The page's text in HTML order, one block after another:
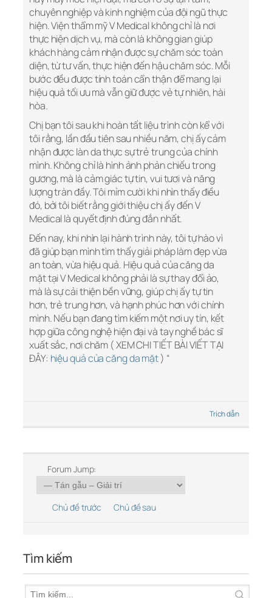
chuyên nghiệp và kinh nghiệm của đội ngũ thực
hiện. Viện thẩm mỹ V Medical không chỉ là nơi
thực hiện dịch vụ, mà còn là không gian giúp
khách hàng cảm nhận được sự chăm sóc toàn
diện, từ tư vấn, thực hiện đến hậu chăm sóc. Mỗi
bước đều được tính toán cẩn thận để mang lại
hiệu quả tối ưu mà vẫn giữ được vẻ tự nhiên, hài
hòa.
Chị bạn tôi sau khi hoàn tất liệu trình còn kể với
tôi rằng, lần đầu tiên sau nhiều năm, chị ấy cảm
nhận được làn da thực sự trẻ trung của chính
mình. Không chỉ là hình ảnh phản chiếu trong
gương, mà là cảm giác tự tin, vui tươi và năng
lượng tràn đầy. Tôi mỉm cười khi nhìn thấy điều
đó, bởi tôi biết rằng giới thiệu chị ấy đến V
Medical là quyết định đúng đắn nhất.
Đến nay, khi nhìn lại hành trình này, tôi tự hào vì
đã giúp bạn mình tìm thấy giải pháp làm đẹp vừa
an toàn, vừa hiệu quả. Hiệu quả của căng da
mặt tại V Medical không phải là sự thay đổi ảo,
mà là sự cải thiện bền vững, giúp chị ấy tự tin
hơn, trẻ trung hơn, và hạnh phúc hơn với chính
mình. Nếu bạn đang tìm kiếm một nơi uy tín, kết
hợp giữa công nghệ hiện đại và tay nghề bác sĩ
xuất sắc, nơi chăm ( XEM CHI TIẾT BÀI VIẾT TẠI
ĐÂY: hiệu quả của căng da mặt) “
Trích dẫn
Forum Jump:
Chủ đề trước Chủ đề sau
Tìm kiếm